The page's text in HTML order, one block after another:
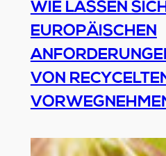
WIE LASSEN
EUROPÄISCHEN
VON